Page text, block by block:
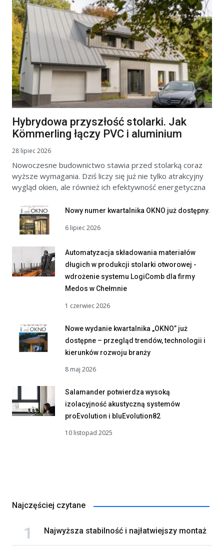
Hybrydowa przyszłość stolarki. Jak
Kömmerling łączy PVC i aluminium
28 lipiec 2026
Nowoczesne budownictwo stawia przed stolarką coraz
wyższe wymagania. Dziś liczy się już nie tylko atrakcyjny
wygląd okien, ale również ich efektywność energetyczna
Nowy numer kwartalnika OKNO już dostępny.
6 lipiec 2026
Automatyzacja składowania materiałów
długich w produkcji stolarki otworowej -
wdrożenie systemu LogiComb dla firmy
Medos w Chełmnie
1 czerwiec 2026
Nowe wydanie kwartalnika „OKNO” już
dostępne – przegląd trendów, technologii i
kierunków rozwoju branży
8 maj 2026
Salamander potwierdza wysoką
izolacyjność akustyczną systemów
proEvolution i bluEvolution82
10 listopad 2025
Najczęściej czytane
Najwyższa stabilność i najłatwiejszy montaż